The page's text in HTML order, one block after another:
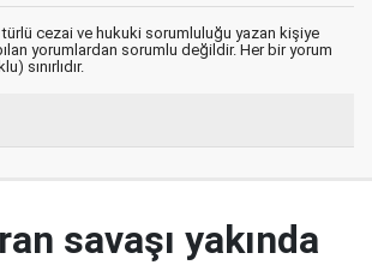
türlü cezai ve hukuki sorumluluğu yazan kişiye
yorumlardan sorumlu değildir. Her bir yorum
sınırlıdır.
savaşı yakında